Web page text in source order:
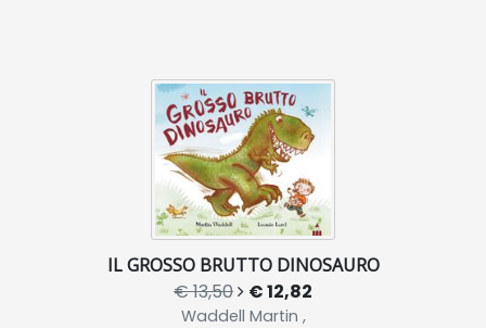
IL GROSSO BRUTTO DINOSAURO
€ 13,50 € 12,82
Waddell Martin ,